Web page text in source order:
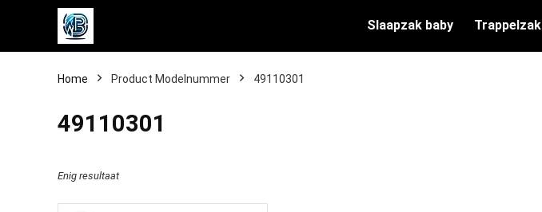
Slaapzak baby Trappelzak
Home Product Modelnummer ‎49110301
‎49110301
Enig resultaat